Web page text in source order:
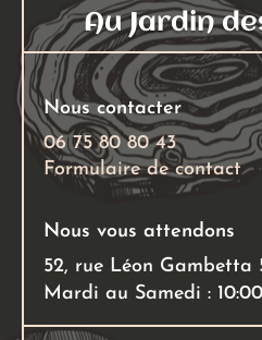
Au Jardin
Nous contacter
06 75 80 80 43
Formulaire de contact
Nous vous attendons
52, rue Léon Gambetta
Mardi au Samedi :